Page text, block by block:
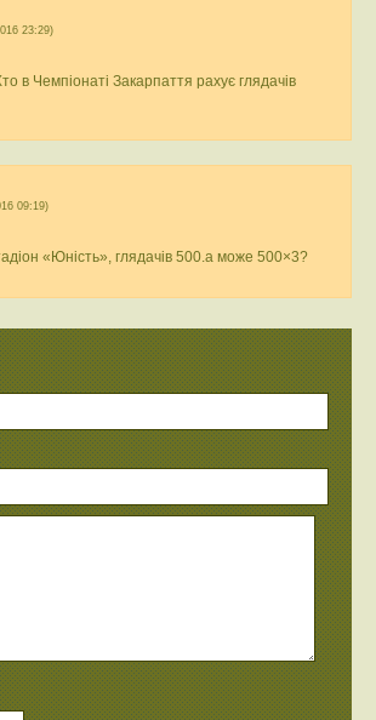
23:29)
в Чемпіонаті Закарпаття рахує глядачів
09:19)
«Юність», глядачів 500.а може 500×3?